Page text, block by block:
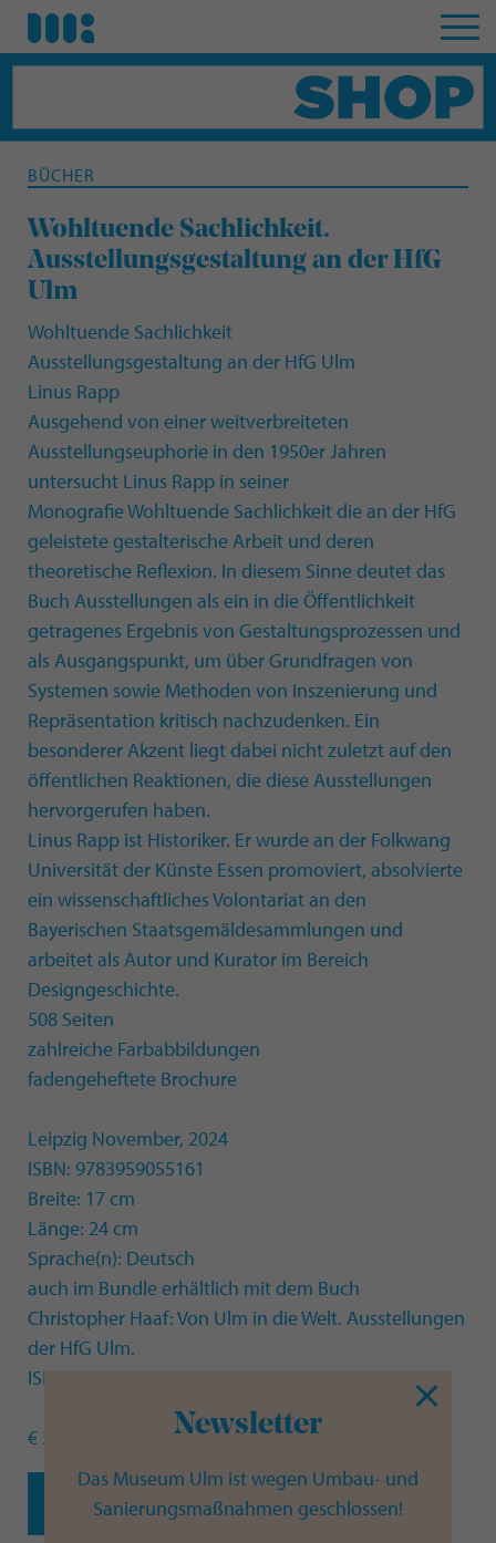
BÜCHER
Wohltuende Sachlichkeit.
Ausstellungsgestaltung an der HfG
Ulm
Wohltuende Sachlichkeit
Ausstellungsgestaltung an der HfG Ulm
Linus Rapp
Ausgehend von einer weitverbreiteten
Ausstellungseuphorie in den 1950er Jahren
untersucht Linus Rapp in seiner
Monografie Wohltuende Sachlichkeit die an der HfG
geleistete gestalterische Arbeit und deren
theoretische Reflexion. In diesem Sinne deutet das
Buch Ausstellungen als ein in die Öffentlichkeit
getragenes Ergebnis von Gestaltungsprozessen und
als Ausgangspunkt, um über Grundfragen von
Systemen sowie Methoden von Inszenierung und
Repräsentation kritisch nachzudenken. Ein
besonderer Akzent liegt dabei nicht zuletzt auf den
öffentlichen Reaktionen, die diese Ausstellungen
hervorgerufen haben.
Linus Rapp ist Historiker. Er wurde an der Folkwang
Universität der Künste Essen promoviert, absolvierte
ein wissenschaftliches Volontariat an den
Bayerischen Staatsgemäldesammlungen und
arbeitet als Autor und Kurator im Bereich
Designgeschichte.
508 Seiten
zahlreiche Farbabbildungen
fadengeheftete Brochure
Leipzig November, 2024
ISBN: 9783959055161
Breite: 17 cm
Länge: 24 cm
Sprache(n): Deutsch
auch im Bundle erhältlich mit dem Buch
Christopher Haaf: Von Ulm in die Welt. Ausstellungen
der HfG Ulm.
ISBN: 9783959055161
€ 36,00 inkl. 7% MwSt. + Versand
JETZT BESTELLEN
Newsletter
Das Museum Ulm ist wegen Umbau- und
Sanierungsmaßnahmen geschlossen!